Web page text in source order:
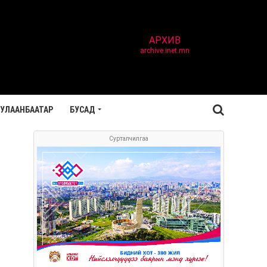
АРХИВ
archive.inet.mn
УЛААНБААТАР БУСАД
Сурталчилгаа